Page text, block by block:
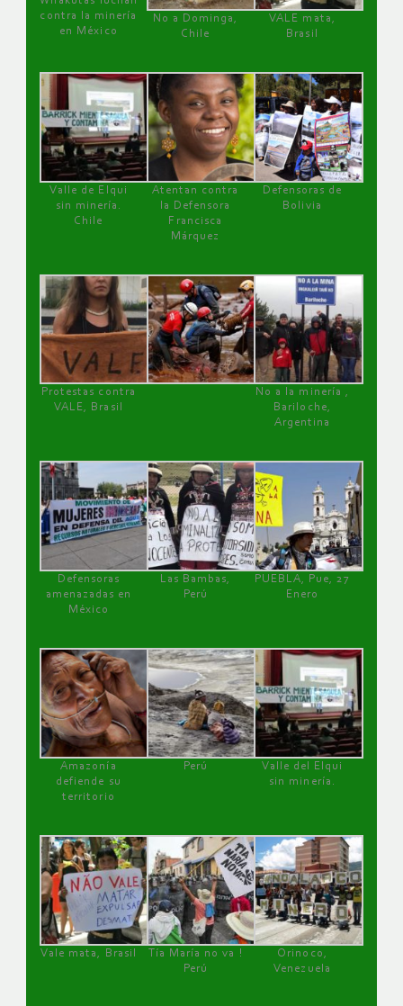
contra la minería
en México
No a Dominga,
Chile
VALE mata,
Brasil
Valle de Elqui
sin minería.
Chile
Atentan contra
la Defensora
Francisca
Márquez
Defensoras de
Bolivia
Protestas contra
VALE, Brasil
No a la minería ,
Bariloche,
Argentina
Defensoras
amenazadas en
México
Las Bambas,
Perú
PUEBLA, Pue, 27
Enero
Amazonía
defiende su
territorio
Perú
Valle del Elqui
sin minería.
Vale mata, Brasil
Tía María no va !
Perú
Orinoco,
Venezuela